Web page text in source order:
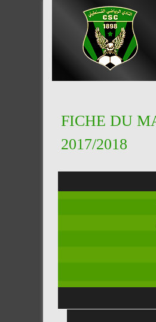
FICHE DU
2017/2018